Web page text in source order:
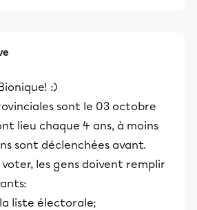
:)
sont le 03 octobre
lieu chaque 4 ans, à moins
sont déclenchées avant.
les gens doivent remplir
liste électorale;